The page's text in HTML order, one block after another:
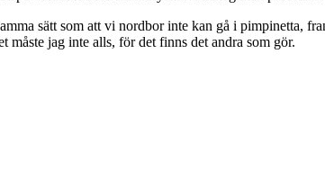
sätt som att vi nordbor inte kan gå i pimpinetta,
måste jag inte alls, för det finns det andra som gör.